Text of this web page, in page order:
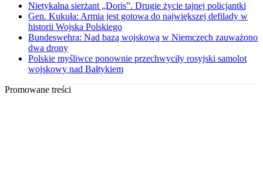
Nietykalna sierżant „Doris”. Drugie życie tajnej policjantki
Gen. Kukuła: Armia jest gotowa do największej defilady w
historii Wojska Polskiego
Bundeswehra: Nad bazą wojskową w Niemczech zauważono
dwa drony
Polskie myśliwce ponownie przechwyciły rosyjski samolot
wojskowy nad Bałtykiem
Promowane treści